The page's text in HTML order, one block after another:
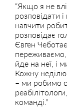
“Якщо я не
розповідати
навчити
розповідає
Євген
йде на неї, і
Кожну
– ми робимо
команді.”